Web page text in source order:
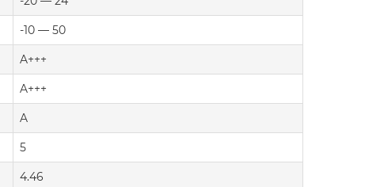
-10 — 50
A+++
A+++
A
5
4.46